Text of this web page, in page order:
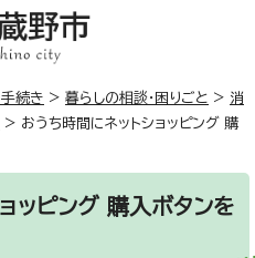
手続き > 暮らしの相談・困りごと > 消
> おうち時間にネットショッピング 購
ッピング 購入ボタンを